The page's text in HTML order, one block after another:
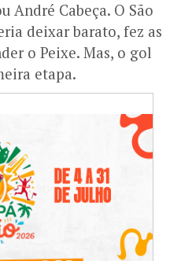
André Cabeça. O São
deixar barato, fez as
o Peixe. Mas, o gol
etapa.